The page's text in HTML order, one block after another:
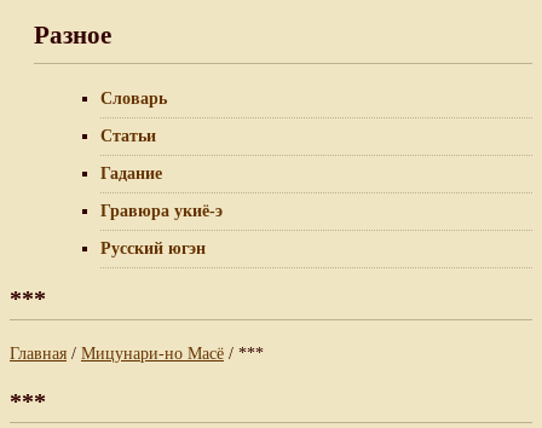
Разное
Словарь
Статьи
Гадание
Гравюра укиё-э
Русский югэн
***
Главная / Мицунари-но Масё / ***
***